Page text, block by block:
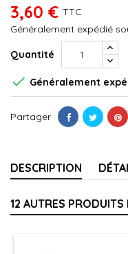
3,60 € TTC
Généralement expédié
Quantité
 Généralement
Partager
DESCRIPTION
12 AUTRES PRODUITS